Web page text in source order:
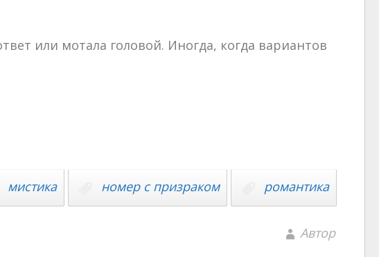
или мотала головой. Иногда, когда вариантов
мистика номер с призраком романтика
Автор